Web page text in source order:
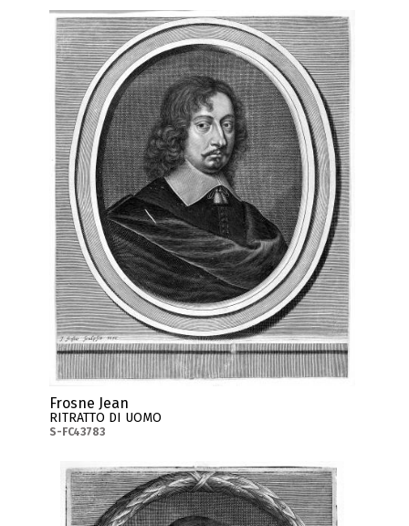
Frosne Jean
RITRATTO DI UOMO
S-FC43783